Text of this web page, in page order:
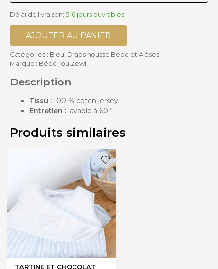
Délai de livraison: 5-6 jours ouvrables
AJOUTER AU PANIER
Catégories : Bleu, Draps housse Bébé et Alèses
Marque : Bébé-jou Zewi
Description
Tissu : 100 % coton jersey
Entretien : lavable à 60°
Produits similaires
TARTINE ET CHOCOLAT